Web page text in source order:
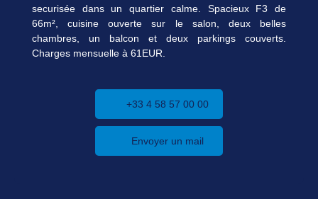
securisée dans un quartier calme. Spacieux F3 de
66m², cuisine ouverte sur le salon, deux belles
chambres, un balcon et deux parkings couverts.
Charges mensuelle à 61EUR.
+33 4 58 57 00 00
Envoyer un mail